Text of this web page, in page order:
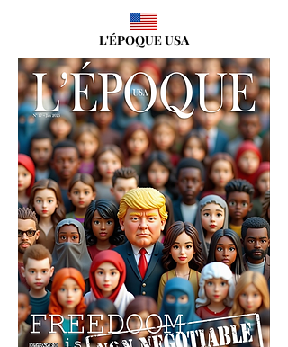
L'ÉPOQUE USA